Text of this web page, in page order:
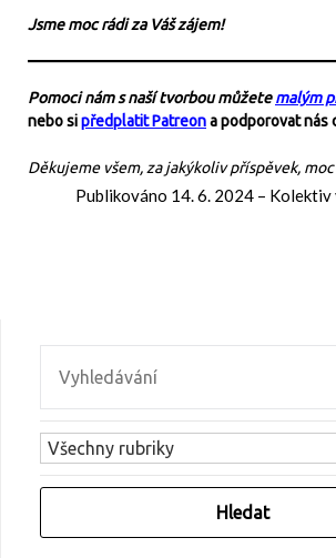
Jsme moc rádi za Váš zájem!
Pomoci nám s naší tvorbou můžetemalým
nebo sipředplatit Patreona podporovat nás
Děkujeme všem, za jakýkoliv příspěvek,
Publikováno 14. 6. 2024– Kolektiv